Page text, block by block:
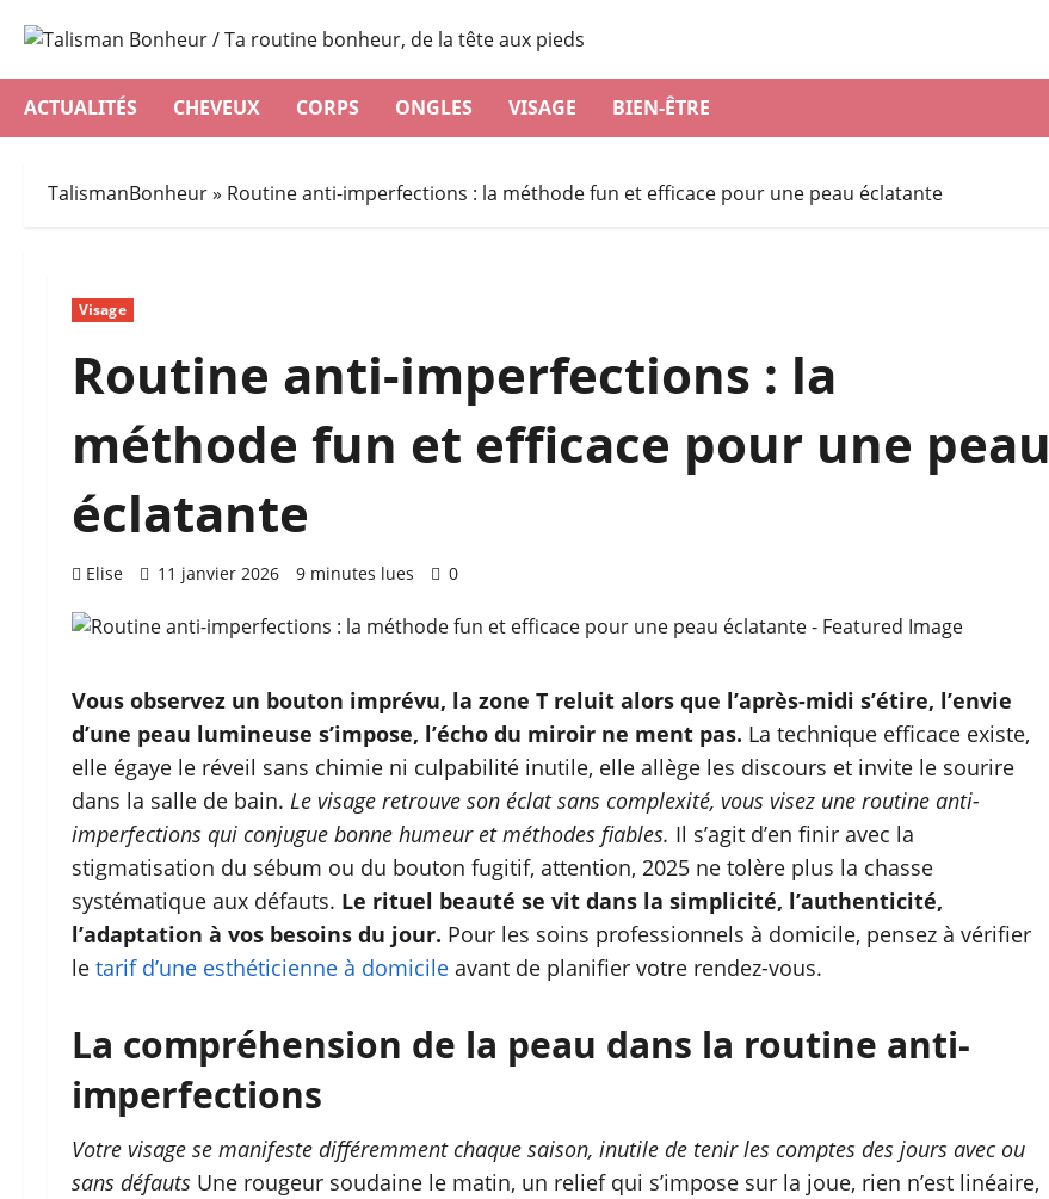
contenu
ACTUALITÉS
CHEVEUX CORPS ONGLES VISAGE BIEN-ÊTRE
TalismanBonheur» Routine anti-imperfections : la méthode fun et efficace pour une peau éclatante
Visage
Routine anti-imperfections : la
méthode fun et efficace pour une peau
éclatante
Elise 11 janvier 2026 9 minutes lues 0
Vous observez un bouton imprévu, la zone T reluit alors que l’après-midi s’étire, l’envie
d’une peau lumineuse s’impose, l’écho du miroir ne ment pas. La technique efficace existe,
elle égaye le réveil sans chimie ni culpabilité inutile, elle allège les discours et invite le sourire
dans la salle de bain. Le visage retrouve son éclat sans complexité, vous visez une routine anti-
imperfections qui conjugue bonne humeur et méthodes fiables. Il s’agit d’en finir avec la
stigmatisation du sébum ou du bouton fugitif, attention, 2025 ne tolère plus la chasse
systématique aux défauts. Le rituel beauté se vit dans la simplicité, l’authenticité,
l’adaptation à vos besoins du jour. Pour les soins professionnels à domicile, pensez à vérifier
le tarif d’une esthéticienne à domicile avant de planifier votre rendez-vous.
La compréhension de la peau dans la routine anti-
imperfections
Votre visage se manifeste différemment chaque saison, inutile de tenir les comptes des jours avec ou
sans défauts Une rougeur soudaine le matin, un relief qui s’impose sur la joue, rien n’est linéaire,